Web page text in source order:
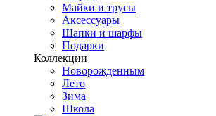
Майки и трусы
Аксессуары
Шапки и шарфы
Подарки
Коллекции
Новорожденным
Лето
Зима
Школа